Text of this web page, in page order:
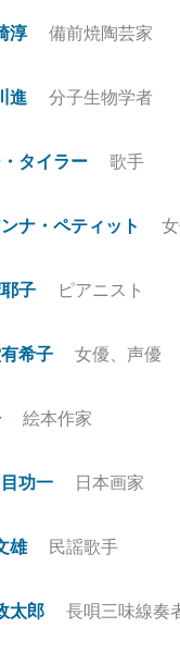
淳 備前焼陶芸家
進 分子生物学者
タイラー 歌手
ナ・ペティット
子 ピアニスト
希子 女優、声優
絵本作家
功一 日本画家
雄 民謡歌手
太郎 長唄三味線奏